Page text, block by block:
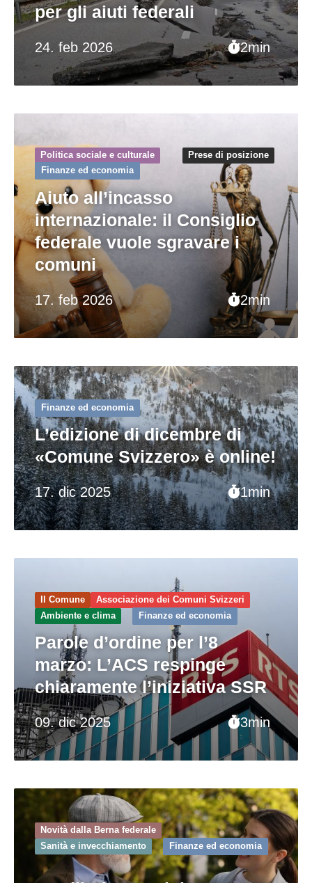
24. feb 2026 2min
per gli aiuti federali
17. feb 2026 2min
Politica sociale e culturale
Prese di posizione
Finanze ed economia
Aiuto all’incasso
internazionale: il Consiglio
federale vuole sgravare i
comuni
17. dic 2025 1min
Finanze ed economia
L’edizione di dicembre di
«Comune Svizzero» è online!
09. dic 2025 3min
Il Comune
Associazione dei Comuni Svizzeri
Ambiente e clima
Finanze ed economia
Parole d’ordine per l’8
marzo: L’ACS respinge
chiaramente l’iniziativa SSR
Novità dalla Berna federale
Sanità e invecchiamento
Finanze ed economia